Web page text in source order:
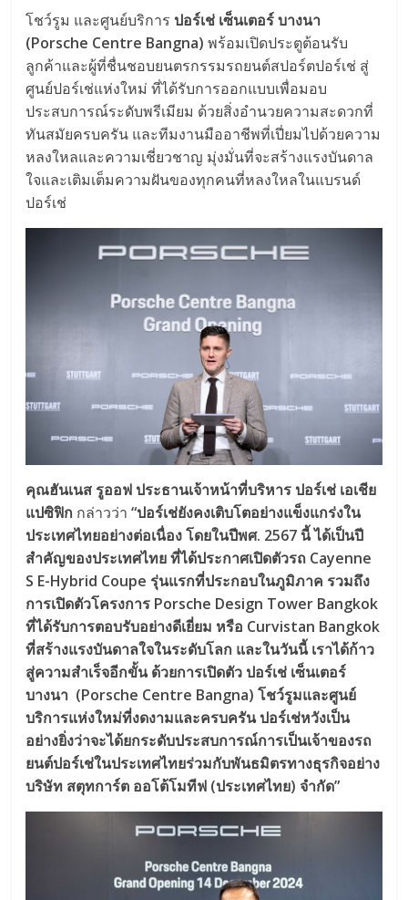
โชว์รูม และศูนย์บริการ ปอร์เช่ เซ็นเตอร์ บางนา
(Porsche Centre Bangna) พร้อมเปิดประตูต้อนรับ
ลูกค้าและผู้ที่ชื่นชอบยนตรกรรมรถยนต์สปอร์ตปอร์เช่ สู่
ศูนย์ปอร์เช่แห่งใหม่ ที่ได้รับการออกแบบเพื่อมอบ
ประสบการณ์ระดับพรีเมียม ด้วยสิ่งอำนวยความสะดวกที่
ทันสมัยครบครัน และทีมงานมืออาชีพที่เปี่ยมไปด้วยความ
หลงใหลและความเชี่ยวชาญ มุ่งมั่นที่จะสร้างแรงบันดาล
ใจและเติมเต็มความฝันของทุกคนที่หลงใหลในแบรนด์
ปอร์เช่
คุณฮันเนส รูออฟ ประธานเจ้าหน้าที่บริหาร ปอร์เช่ เอเชีย
แปซิฟิก กล่าวว่า“ปอร์เช่ยังคงเติบโตอย่างแข็งแกร่งใน
ประเทศไทยอย่างต่อเนื่อง โดยในปีพศ. 2567 นี้ ได้เป็นปี
สำคัญของประเทศไทย ที่ได้ประกาศเปิดตัวรถ Cayenne
S E-Hybrid Coupe รุ่นแรกที่ประกอบในภูมิภาค รวมถึง
การเปิดตัวโครงการ Porsche Design Tower Bangkok
ที่ได้รับการตอบรับอย่างดีเยี่ยม หรือ Curvistan Bangkok
ที่สร้างแรงบันดาลใจในระดับโลก และในวันนี้ เราได้ก้าว
สู่ความสำเร็จอีกขั้น ด้วยการเปิดตัว ปอร์เช่ เซ็นเตอร์
บางนา (Porsche Centre Bangna) โชว์รูมและศูนย์
บริการแห่งใหม่ที่งดงามและครบครัน ปอร์เช่หวังเป็น
อย่างยิ่งว่าจะได้ยกระดับประสบการณ์การเป็นเจ้าของรถ
ยนต์ปอร์เช่ในประเทศไทยร่วมกับพันธมิตรทางธุรกิจอย่าง
บริษัท สตุทการ์ต ออโต้โมทีฟ (ประเทศไทย) จำกัด”